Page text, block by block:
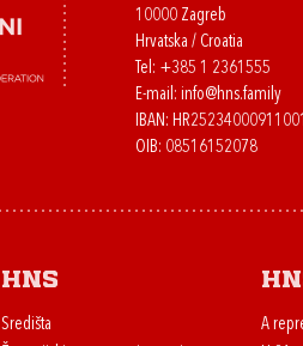
10000 Zagreb
Hrvatska / Croatia
Tel: +385 1 2361555
E-mail: info@hns.family
IBAN:
OIB: 08516152078
HNS
Središta
A